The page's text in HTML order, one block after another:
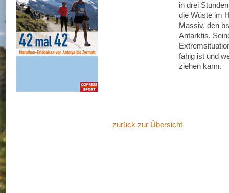
in drei
die Wüste im
Massiv, den
Antarktis.
fähig ist und
ziehen kann.
zurück zur Übersicht